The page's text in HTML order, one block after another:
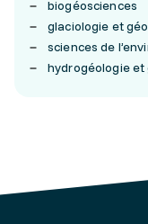
biogéosciences
glaciologie et
sciences de
hydrogéologie